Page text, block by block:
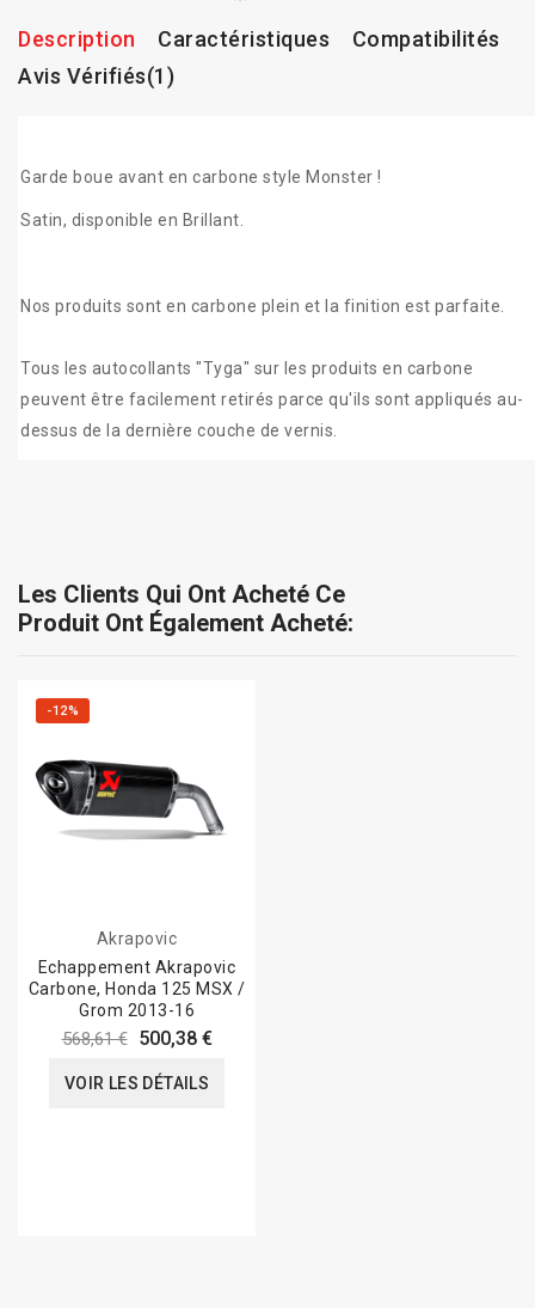
Description Caractéristiques
Compatibilités
Avis Vérifiés(1)
Garde boue avant en carbone style Monster !
Satin, disponible en Brillant.
Nos produits sont en carbone plein et la finition est parfaite.
Tous les autocollants "Tyga" sur les produits en carbone
peuvent être facilement retirés parce qu'ils sont appliqués au-
dessus de la dernière couche de vernis.
Les Clients Qui Ont Acheté Ce
Produit Ont Également Acheté:
-12%
Akrapovic
Echappement Akrapovic
Carbone, Honda 125 MSX /
Grom 2013-16
568,61 € 500,38 €
VOIR LES DÉTAILS